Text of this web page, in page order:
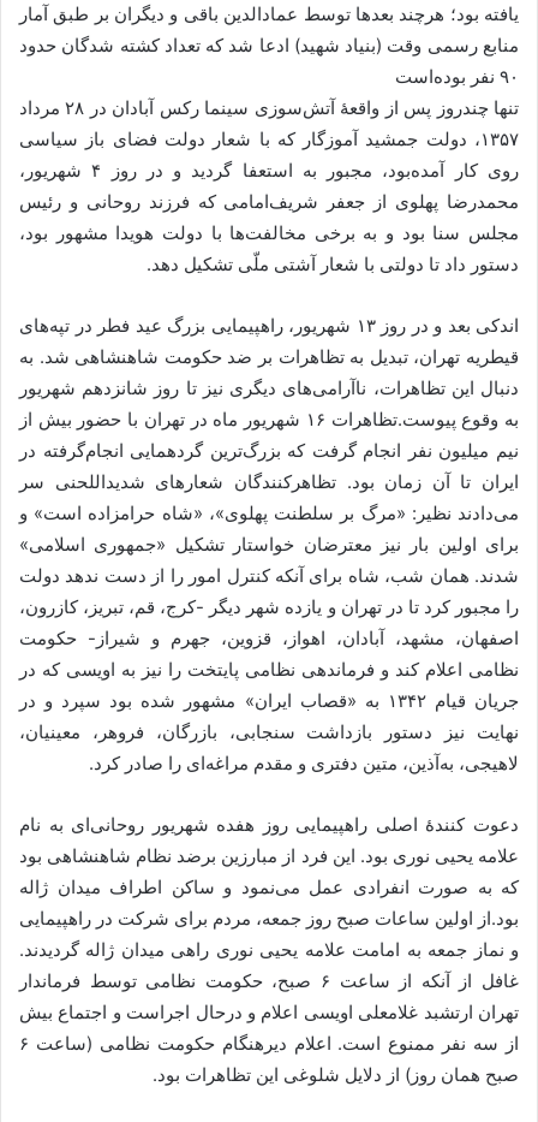
یافته بود؛ هرچند بعدها توسط عمادالدین باقی و دیگران بر طبق آمار
منابع رسمی وقت (بنیاد شهید) ادعا شد که تعداد کشته شدگان حدود
۹۰ نفر بوده‌است
تنها چندروز پس از واقعهٔ آتش‌سوزی سینما رکس آبادان در ۲۸ مرداد
۱۳۵۷، دولت جمشید آموزگار که با شعار دولت فضای باز سیاسی
روی کار آمده‌بود، مجبور به استعفا گردید و در روز ۴ شهریور،
محمدرضا پهلوی از جعفر شریف‌امامی که فرزند روحانی و رئیس
مجلس سنا بود و به برخی مخالفت‌ها با دولت هویدا مشهور بود،
دستور داد تا دولتی با شعار آشتی ملّی تشکیل دهد.
اندکی بعد و در روز ۱۳ شهریور، راهپیمایی بزرگ عید فطر در تپه‌های
قیطریه تهران، تبدیل به تظاهرات بر ضد حکومت شاهنشاهی شد. به
دنبال این تظاهرات، ناآرامی‌های دیگری نیز تا روز شانزدهم شهریور
به وقوع پیوست.تظاهرات ۱۶ شهریور ماه در تهران با حضور بیش از
نیم میلیون نفر انجام گرفت که بزرگ‌ترین گردهمایی انجام‌گرفته در
ایران تا آن زمان بود. تظاهرکنندگان شعارهای شدیداللحنی سر
می‌دادند نظیر: «مرگ بر سلطنت پهلوی»، «شاه حرامزاده است» و
برای اولین بار نیز معترضان خواستار تشکیل «جمهوری اسلامی»
شدند. همان شب، شاه برای آنکه کنترل امور را از دست ندهد دولت
را مجبور کرد تا در تهران و یازده شهر دیگر -کرج، قم، تبریز، کازرون،
اصفهان، مشهد، آبادان، اهواز، قزوین، جهرم و شیراز- حکومت
نظامی اعلام کند و فرماندهی نظامی پایتخت را نیز به اویسی که در
جریان قیام ۱۳۴۲ به «قصاب ایران» مشهور شده بود سپرد و در
نهایت نیز دستور بازداشت سنجابی، بازرگان، فروهر، معینیان،
لاهیجی، به‌آذین، متین دفتری و مقدم مراغه‌ای را صادر کرد.
دعوت کنندهٔ اصلی راهپیمایی روز هفده شهریور روحانی‌ای به نام
علامه یحیی نوری بود. این فرد از مبارزین برضد نظام شاهنشاهی بود
که به صورت انفرادی عمل می‌نمود و ساکن اطراف میدان ژاله
بود.از اولین ساعات صبح روز جمعه، مردم برای شرکت در راهپیمایی
و نماز جمعه به امامت علامه یحیی نوری راهی میدان ژاله گردیدند.
غافل از آنکه از ساعت ۶ صبح، حکومت نظامی توسط فرماندار
تهران ارتشبد غلامعلی اویسی اعلام و درحال اجراست و اجتماع بیش
از سه نفر ممنوع است. اعلام دیرهنگام حکومت نظامی (ساعت ۶
صبح همان روز) از دلایل شلوغی این تظاهرات بود.